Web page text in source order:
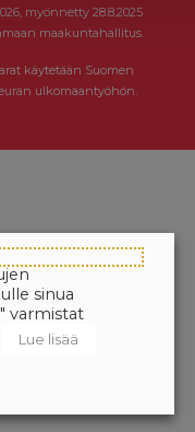
myönnetty 28.8.2025
maakuntahallitus.
käytetään Suomen
ulkomaantyöhön.
sinua
varmistat
Lue lisää